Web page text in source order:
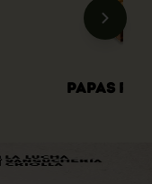
Papas